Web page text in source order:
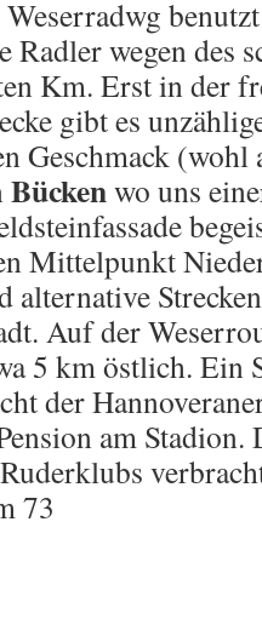
wegen des
Km. Erst in der
gibt es
Geschmack
Bückenwo uns
Mittelpunkt
alternative
Auf der
5 km östlich. Ein
der
am Stadion.
73